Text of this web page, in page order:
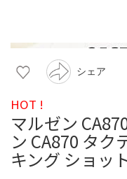
シェア
HOT !
マルゼン
ン CA870 タク
キング ショッ